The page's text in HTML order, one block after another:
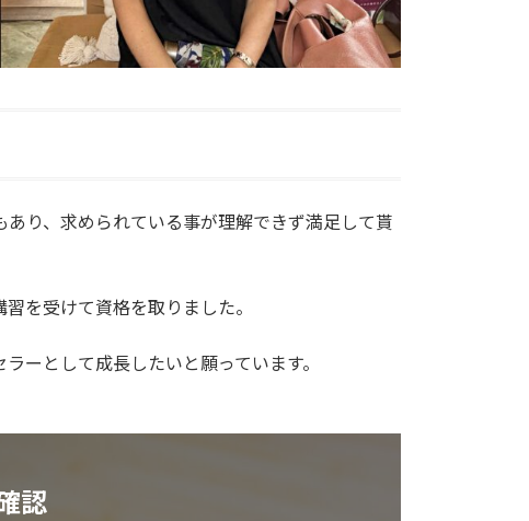
り、求められている事が理解できず満足して貰
を受けて資格を取りました。
ーとして成長したいと願っています。
認